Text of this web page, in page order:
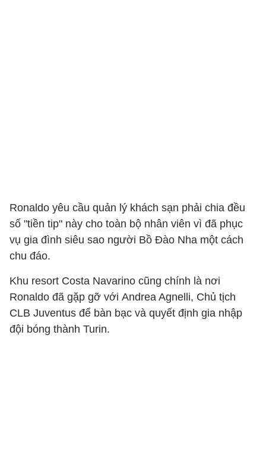
Ronaldo yêu cầu quản lý khách sạn phải chia đều
số "tiền tip" này cho toàn bộ nhân viên vì đã phục
vụ gia đình siêu sao người Bồ Đào Nha một cách
chu đáo.
Khu resort Costa Navarino cũng chính là nơi
Ronaldo đã gặp gỡ với Andrea Agnelli, Chủ tịch
CLB Juventus để bàn bạc và quyết định gia nhập
đội bóng thành Turin.